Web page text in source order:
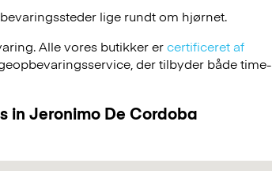
lige rundt om hjørnet.
Alle vores butikker ercertificeret af
der tilbyder både time-
in Jeronimo De Cordoba